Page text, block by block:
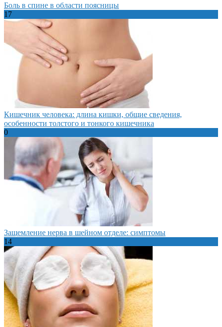
Боль в спине в области поясницы
17
Кишечник человека: длина кишки, общие сведения,
особенности толстого и тонкого кишечника
0
Защемление нерва в шейном отделе: симптомы
14